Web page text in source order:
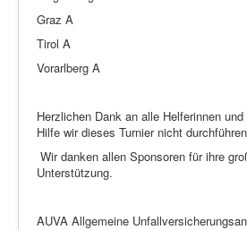
Graz A
Tirol A
Vorarlberg A
Herzlichen Dank an alle Helferinnen
Hilfe wir dieses Turnier nicht
Wir danken allen Sponsoren für ihre
Unterstützung.
AUVA Allgemeine